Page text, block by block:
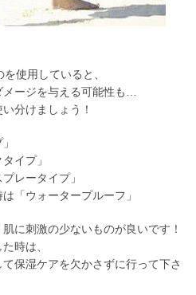
使用していると、
メージを与える可能性も…
分けましょう！
イプ」
レータイプ」
「ウォータープルーフ」
に刺激の少ないものが良いです！
時は、
保湿ケアを欠かさずに行って下さ